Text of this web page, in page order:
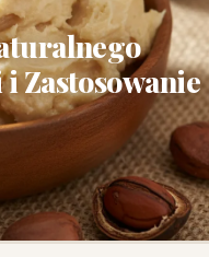
Zastosowanie